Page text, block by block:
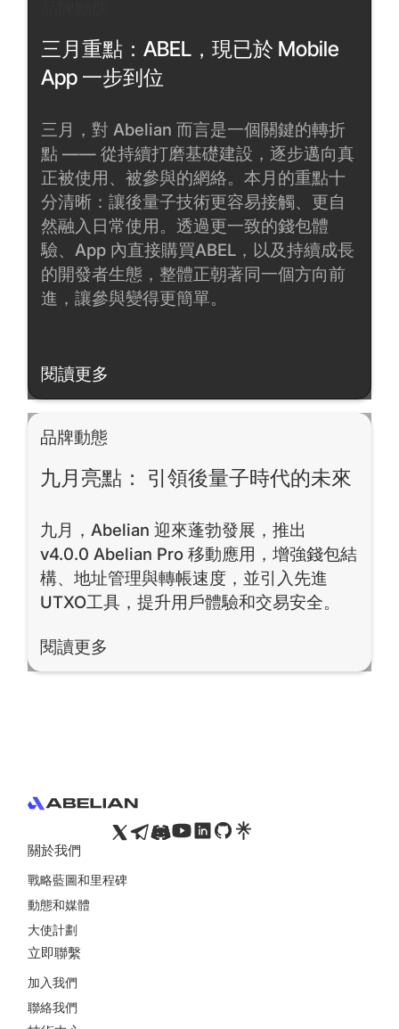
三月重點：ABEL，現已於 Mobile
App 一步到位
三月，對 Abelian 而言是一個關鍵的轉折
點 —— 從持續打磨基礎建設，逐步邁向真
正被使用、被參與的網絡。本月的重點十
分清晰：讓後量子技術更容易接觸、更自
然融入日常使用。透過更一致的錢包體
驗、App 內直接購買ABEL，以及持續成長
的開發者生態，整體正朝著同一個方向前
進，讓參與變得更簡單。
閱讀更多
閱讀更多
品牌動態
九月亮點： 引領後量子時代的未來
九月，Abelian 迎來蓬勃發展，推出
v4.0.0 Abelian Pro 移動應用，增強錢包結
構、地址管理與轉帳速度，並引入先進
UTXO工具，提升用戶體驗和交易安全。
閱讀更多
閱讀更多
關於我們
戰略藍圖和里程碑
動態和媒體
大使計劃
立即聯繫
加入我們
聯絡我們